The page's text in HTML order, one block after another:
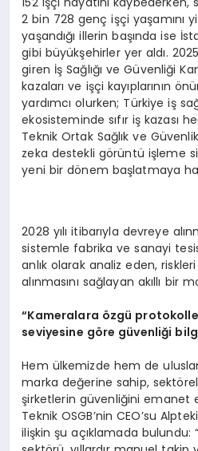
2 bin 728 genç işçi yaşamını
yaşandığı illerin başında ise
gibi büyükşehirler yer aldı.
giren İş Sağlığı ve Güvenliği
kazaları ve işçi kayıplarının
yardımcı olurken; Türkiye iş
ekosisteminde sıfır iş kazası
Teknik Ortak Sağlık ve
zeka destekli görüntü işleme
yeni bir dönem başlatmaya
2028 yılı itibarıyla devreye
sistemle fabrika ve sanayi
anlık olarak analiz eden,
alınmasını sağlayan akıllı bir
“Kameralara özgü
seviyesine göre güvenliği
Hem ülkemizde hem de
marka değerine sahip,
şirketlerin güvenliğini emanet
Teknik OSGB’nin CEO’su
ilişkin şu açıklamada bulundu: